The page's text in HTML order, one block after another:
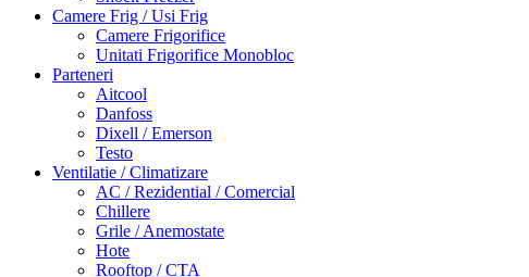
Camere Frig / Usi Frig
Camere Frigorifice
Unitati Frigorifice Monobloc
Parteneri
Aitcool
Danfoss
Dixell / Emerson
Testo
Ventilatie / Climatizare
AC / Rezidential / Comercial
Chillere
Grile / Anemostate
Hote
Rooftop / CTA